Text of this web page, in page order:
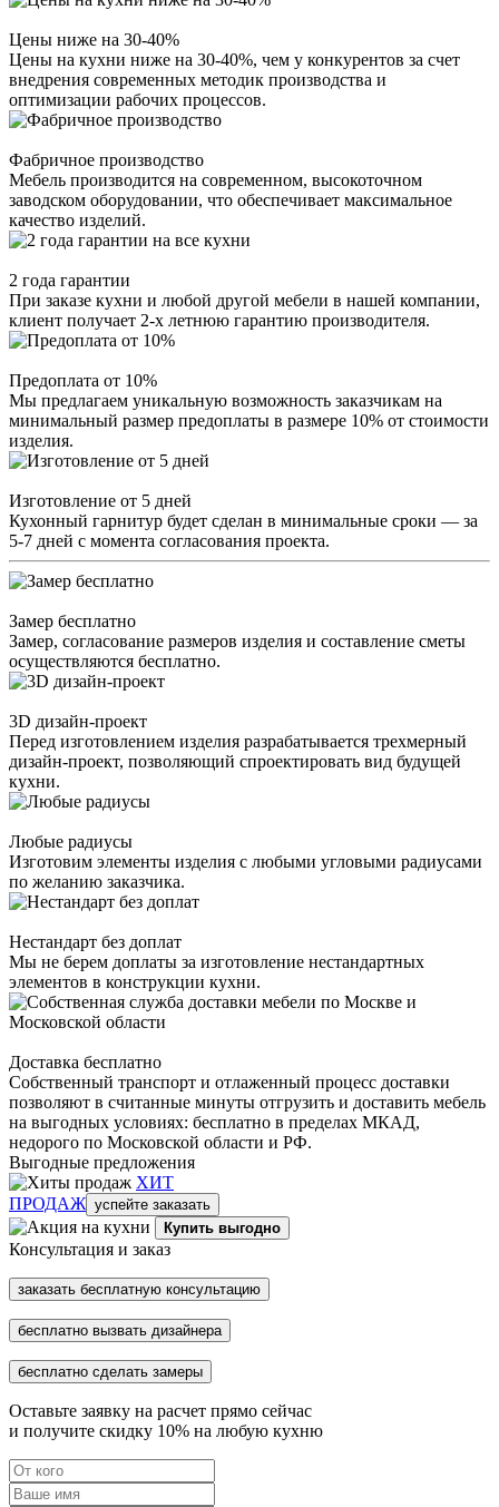
Цены ниже на 30-40%
Цены на кухни ниже на 30-40%, чем у конкурентов за счет
внедрения современных методик производства и
оптимизации рабочих процессов.
Фабричное производство
Мебель производится на современном, высокоточном
заводском оборудовании, что обеспечивает максимальное
качество изделий.
2 года гарантии
При заказе кухни и любой другой мебели в нашей компании,
клиент получает 2-х летнюю гарантию производителя.
Предоплата от 10%
Мы предлагаем уникальную возможность заказчикам на
минимальный размер предоплаты в размере 10% от стоимости
изделия.
Изготовление от 5 дней
Кухонный гарнитур будет сделан в минимальные сроки — за
5-7 дней с момента согласования проекта.
Замер бесплатно
Замер, согласование размеров изделия и составление сметы
осуществляются бесплатно.
3D дизайн-проект
Перед изготовлением изделия разрабатывается трехмерный
дизайн-проект, позволяющий спроектировать вид будущей
кухни.
Любые радиусы
Изготовим элементы изделия с любыми угловыми радиусами
по желанию заказчика.
Нестандарт без доплат
Мы не берем доплаты за изготовление нестандартных
элементов в конструкции кухни.
Доставка бесплатно
Собственный транспорт и отлаженный процесс доставки
позволяют в считанные минуты отгрузить и доставить мебель
на выгодных условиях: бесплатно в пределах МКАД,
недорого по Московской области и РФ.
Выгодные предложения
ХИТ
ПРОДАЖ успейте заказать
Купить выгодно
Консультация и заказ
заказать бесплатную консультацию
бесплатно вызвать дизайнера
бесплатно сделать замеры
Оставьте заявку на расчет прямо сейчас
и получите скидку 10% на любую кухню